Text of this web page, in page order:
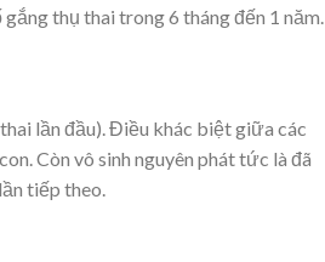
thụ thai trong 6 tháng đến 1 năm.
lần đầu). Điều khác biệt giữa các
Còn vô sinh nguyên phát tức là đã
tiếp theo.